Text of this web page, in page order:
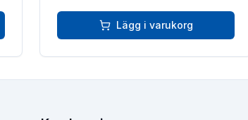
Lägg i varukorg